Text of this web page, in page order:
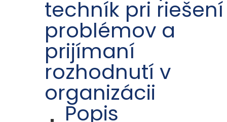
techník pri riešení
problémov a
prijímaní
rozhodnutí v
organizácii
Popis